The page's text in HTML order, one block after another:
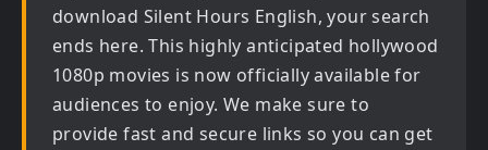
download Silent Hours English, your search
ends here. This highly anticipated hollywood
1080p movies is now officially available for
audiences to enjoy. We make sure to
provide fast and secure links so you can get